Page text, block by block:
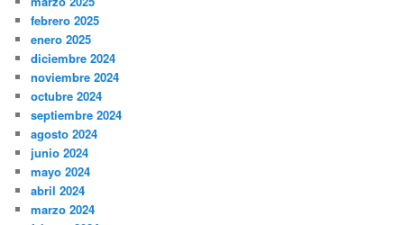
febrero 2025
enero 2025
diciembre 2024
noviembre 2024
octubre 2024
septiembre 2024
agosto 2024
junio 2024
mayo 2024
abril 2024
marzo 2024